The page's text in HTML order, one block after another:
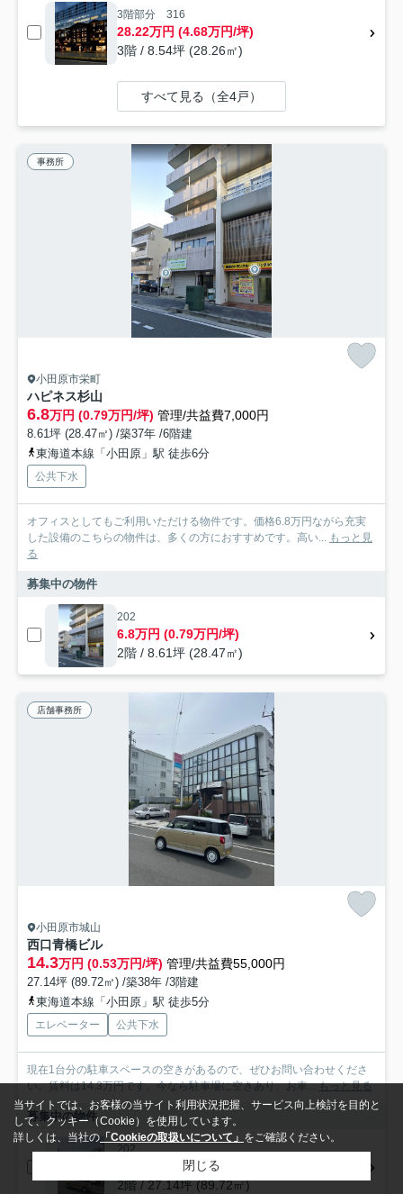
3階部分 316
28.22万円 (4.68万円/坪)
3階 / 8.54坪 (28.26㎡)
すべて見る（全4戸）
事務所
小田原市栄町
ハピネス杉山
6.8万円 (0.79万円/坪) 管理/共益費7,000円
8.61坪 (28.47㎡) /築37年 /6階建
東海道本線「小田原」駅 徒歩6分
公共下水
オフィスとしてもご利用いただける物件です。価格6.8万円ながら充実
した設備のこちらの物件は、多くの方におすすめです。高い...
もっと見
る
募集中の物件
202
6.8万円 (0.79万円/坪)
2階 / 8.61坪 (28.47㎡)
店舗事務所
小田原市城山
西口青橋ビル
14.3万円 (0.53万円/坪) 管理/共益費55,000円
27.14坪 (89.72㎡) /築38年 /3階建
東海道本線「小田原」駅 徒歩5分
エレベーター 公共下水
現在1台分の駐車スペースの空きがあるので、ぜひお問い合わせくださ
い。賃料は14.3万円です。今なら駐車場に空きあり、お車...もっと見る
募集中の物件
202
14.3万円 (5268.98円/坪)
2階 / 27.14坪 (89.72㎡)
当サイトでは、お客様の当サイト利用状況把握、サービス向上検討を目的と
して、クッキー（Cookie）を使用しています。
詳しくは、当社の 「Cookieの取扱いについて」 をご確認ください。
閉じる